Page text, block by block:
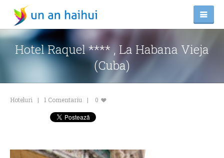
Hotel Raquel **** , La Habana Vieja
(Cuba)
Hoteluri 1 Comentariu 0